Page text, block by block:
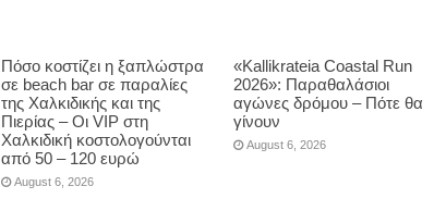
Πόσο κοστίζει η ξαπλώστρα
σε beach bar σε παραλίες
της Χαλκιδικής και της
Πιερίας – Οι VIP στη
Χαλκιδική κοστολογούνται
από 50 – 120 ευρώ
August 6, 2026
«Kallikrateia Coastal Run
2026»: Παραθαλάσιοι
αγώνες δρόμου – Πότε θα
γίνουν
August 6, 2026